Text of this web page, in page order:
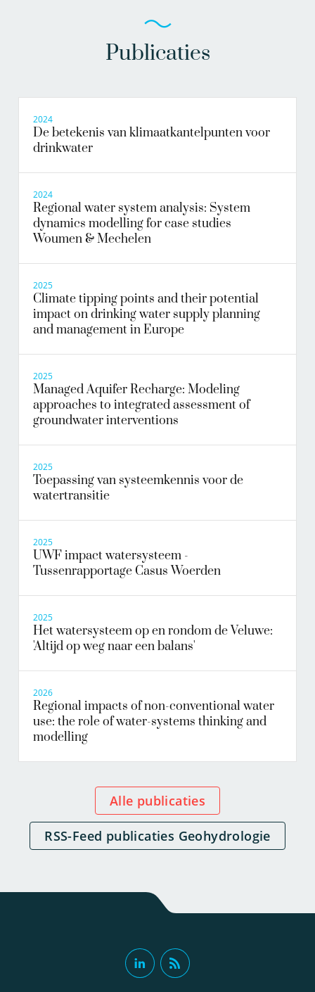
Publicaties
2024
De betekenis van klimaatkantelpunten voor
drinkwater
2024
Regional water system analysis: System
dynamics modelling for case studies
Woumen & Mechelen
2025
Climate tipping points and their potential
impact on drinking water supply planning
and management in Europe
2025
Managed Aquifer Recharge: Modeling
approaches to integrated assessment of
groundwater interventions
2025
Toepassing van systeemkennis voor de
watertransitie
2025
UWF impact watersysteem -
Tussenrapportage Casus Woerden
2025
Het watersysteem op en rondom de Veluwe:
'Altijd op weg naar een balans'
2026
Regional impacts of non-conventional water
use: the role of water-systems thinking and
modelling
Alle publicaties
RSS-Feed publicaties Geohydrologie